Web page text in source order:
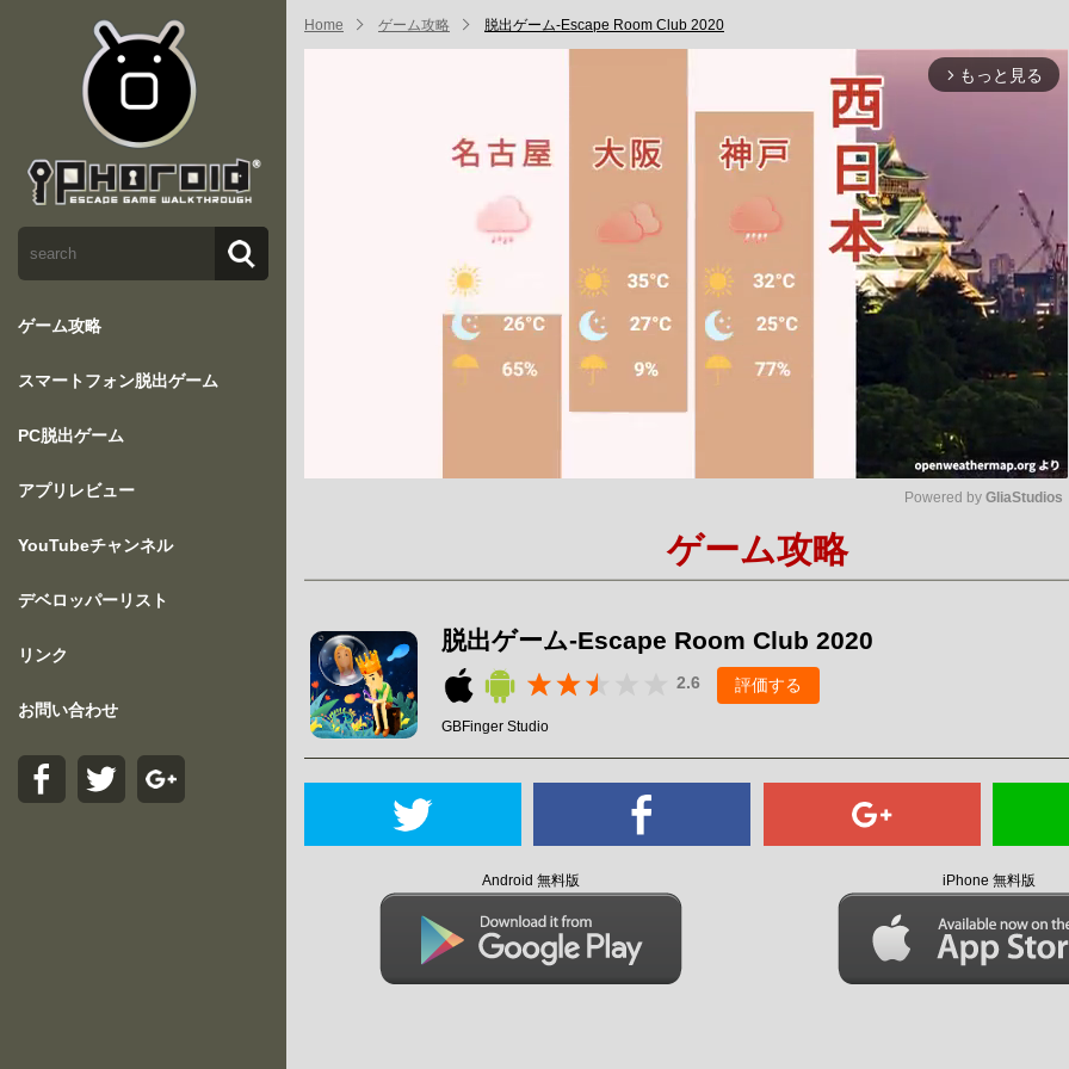
ゲーム攻略
スマートフォン脱出ゲーム
PC脱出ゲーム
アプリレビュー
YouTubeチャンネル
デベロッパーリスト
リンク
お問い合わせ
Home ゲーム攻略 脱出ゲーム-Escape Room Club 2020
arrow_forward_ios もっと見る
Powered by GliaStudios
ゲーム攻略
脱出ゲーム-Escape Room Club 2020
2.6 評価する
GBFinger Studio
Android 無料版 iPhone 無料版